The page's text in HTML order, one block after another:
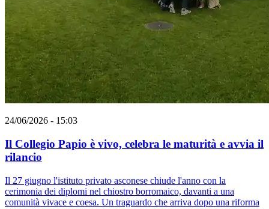
24/06/2026 - 15:03
Il Collegio Papio è vivo, celebra le maturità e avvia il
rilancio
Il 27 giugno l'istituto privato asconese chiude l'anno con la
cerimonia dei diplomi nel chiostro borromaico, davanti a una
comunità vivace e coesa. Un traguardo che arriva dopo una riforma